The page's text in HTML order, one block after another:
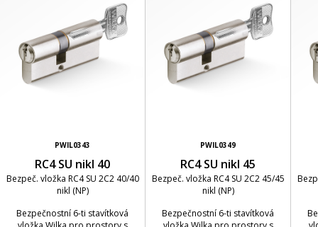
PWIL0343
RC4 SU nikl 40
Bezpeč. vložka RC4 SU 2C2 40/40
nikl (NP)
Bezpečnostní 6-ti stavítková
PWIL0349
RC4 SU nikl 45
Bezpeč. vložka RC4 SU 2C2 45/45
nikl (NP)
Bezpečnostní 6-ti stavítková